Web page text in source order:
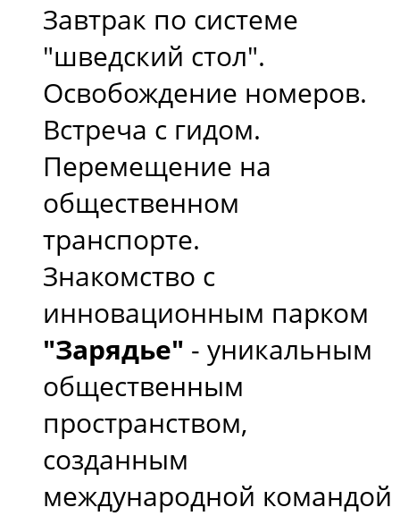
Завтрак по системе
"шведский стол".
Освобождение номеров.
Встреча с гидом.
Перемещение на
общественном
транспорте.
Знакомство с
инновационным парком
"Зарядье" - уникальным
общественным
пространством,
созданным
международной командой